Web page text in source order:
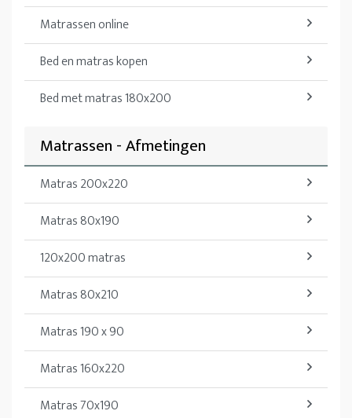
Matrassen online
Bed en matras kopen
Bed met matras 180x200
Matrassen - Afmetingen
Matras 200x220
Matras 80x190
120x200 matras
Matras 80x210
Matras 190 x 90
Matras 160x220
Matras 70x190